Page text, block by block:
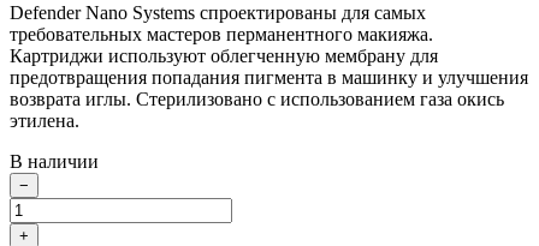
Defender Nano Systems спроектированы для самых
требовательных мастеров перманентного макияжа.
Картриджи используют облегченную мембрану для
предотвращения попадания пигмента в машинку и улучшения
возврата иглы. Стерилизовано с использованием газа окись
этилена.
В наличии
−
+